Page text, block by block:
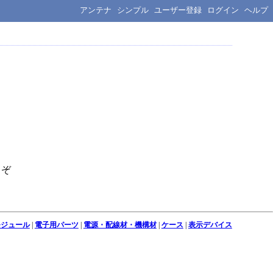
アンテナ シンプル ユーザー登録 ログイン ヘルプ
ュール| 電子用パーツ| 電源・配線材・機構材| ケース 表示デバイス